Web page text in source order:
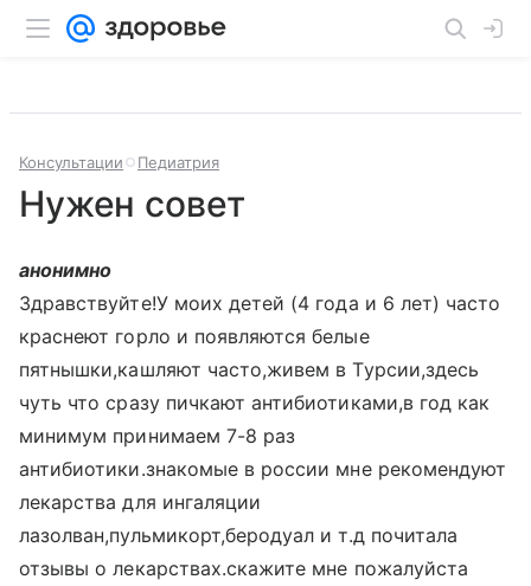
Консультации Педиатрия
Нужен совет
анонимно
Здравствуйте!У моих детей (4 года и 6 лет) часто
краснеют горло и появляются белые
пятнышки,кашляют часто,живем в Турсии,здесь
чуть что сразу пичкают антибиотиками,в год как
минимум принимаем 7-8 раз
антибиотики.знакомые в россии мне рекомендуют
лекарства для ингаляции
лазолван,пульмикорт,беродуал и т.д почитала
отзывы о лекарствах.скажите мне пожалуйста